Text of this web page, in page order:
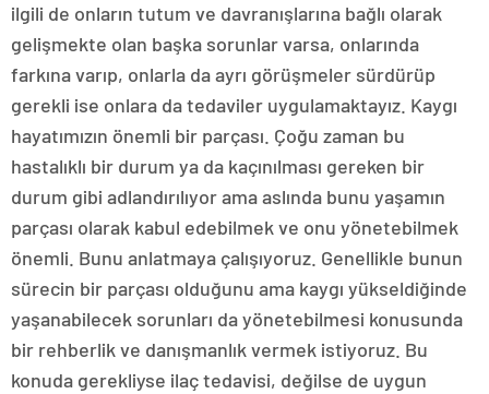
ilgili de onların tutum ve davranışlarına bağlı olarak
gelişmekte olan başka sorunlar varsa, onlarında
farkına varıp, onlarla da ayrı görüşmeler sürdürüp
gerekli ise onlara da tedaviler uygulamaktayız. Kaygı
hayatımızın önemli bir parçası. Çoğu zaman bu
hastalıklı bir durum ya da kaçınılması gereken bir
durum gibi adlandırılıyor ama aslında bunu yaşamın
parçası olarak kabul edebilmek ve onu yönetebilmek
önemli. Bunu anlatmaya çalışıyoruz. Genellikle bunun
sürecin bir parçası olduğunu ama kaygı yükseldiğinde
yaşanabilecek sorunları da yönetebilmesi konusunda
bir rehberlik ve danışmanlık vermek istiyoruz. Bu
konuda gerekliyse ilaç tedavisi, değilse de uygun